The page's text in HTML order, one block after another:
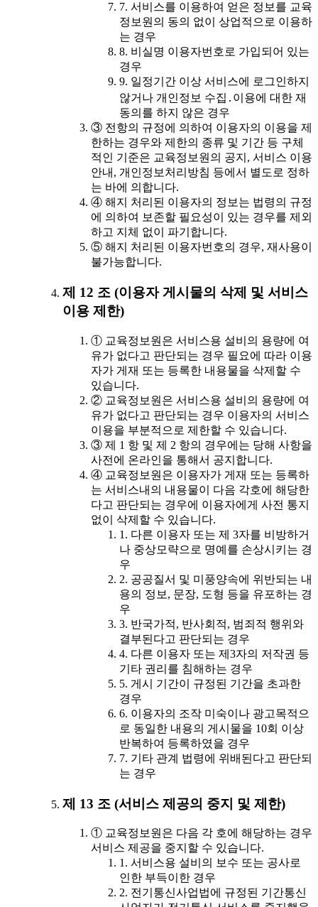
7. 서비스를 이용하여 얻은 정보를 교육
정보원의 동의 없이 상업적으로 이용하
는 경우
8. 비실명 이용자번호로 가입되어 있는
경우
9. 일정기간 이상 서비스에 로그인하지
않거나 개인정보 수집․이용에 대한 재
동의를 하지 않은 경우
③ 전항의 규정에 의하여 이용자의 이용을 제
한하는 경우와 제한의 종류 및 기간 등 구체
적인 기준은 교육정보원의 공지, 서비스 이용
안내, 개인정보처리방침 등에서 별도로 정하
는 바에 의합니다.
④ 해지 처리된 이용자의 정보는 법령의 규정
에 의하여 보존할 필요성이 있는 경우를 제외
하고 지체 없이 파기합니다.
⑤ 해지 처리된 이용자번호의 경우, 재사용이
불가능합니다.
제 12 조 (이용자 게시물의 삭제 및 서비스
이용 제한)
① 교육정보원은 서비스용 설비의 용량에 여
유가 없다고 판단되는 경우 필요에 따라 이용
자가 게재 또는 등록한 내용물을 삭제할 수
있습니다.
② 교육정보원은 서비스용 설비의 용량에 여
유가 없다고 판단되는 경우 이용자의 서비스
이용을 부분적으로 제한할 수 있습니다.
③ 제 1 항 및 제 2 항의 경우에는 당해 사항을
사전에 온라인을 통해서 공지합니다.
④ 교육정보원은 이용자가 게재 또는 등록하
는 서비스내의 내용물이 다음 각호에 해당한
다고 판단되는 경우에 이용자에게 사전 통지
없이 삭제할 수 있습니다.
1. 다른 이용자 또는 제 3자를 비방하거
나 중상모략으로 명예를 손상시키는 경
우
2. 공공질서 및 미풍양속에 위반되는 내
용의 정보, 문장, 도형 등을 유포하는 경
우
3. 반국가적, 반사회적, 범죄적 행위와
결부된다고 판단되는 경우
4. 다른 이용자 또는 제3자의 저작권 등
기타 권리를 침해하는 경우
5. 게시 기간이 규정된 기간을 초과한
경우
6. 이용자의 조작 미숙이나 광고목적으
로 동일한 내용의 게시물을 10회 이상
반복하여 등록하였을 경우
7. 기타 관계 법령에 위배된다고 판단되
는 경우
제 13 조 (서비스 제공의 중지 및 제한)
① 교육정보원은 다음 각 호에 해당하는 경우
서비스 제공을 중지할 수 있습니다.
1. 서비스용 설비의 보수 또는 공사로
인한 부득이한 경우
2. 전기통신사업법에 규정된 기간통신